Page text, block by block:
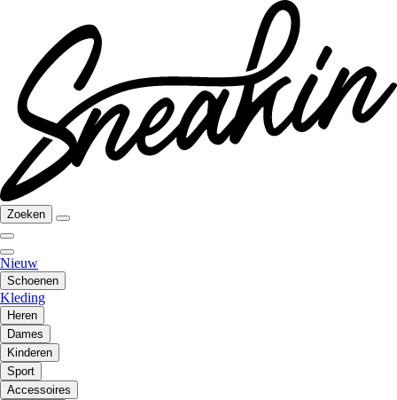
Zoeken
Nieuw
Schoenen
Kleding
Heren
Dames
Kinderen
Sport
Accessoires